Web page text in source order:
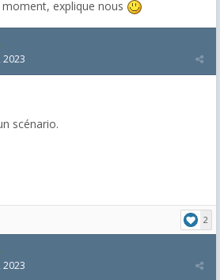
explique nous
2023
scénario.
2
2023